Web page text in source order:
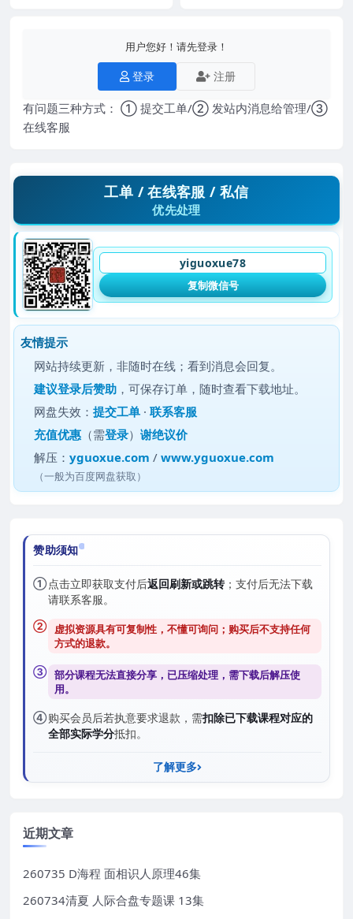
用户您好！请先登录！
登录 注册
有问题三种方式： ① 提交工单/② 发站内消息给管理/③
在线客服
工单 / 在线客服 / 私信
优先处理
yiguoxue78
复制微信号
友情提示
网站持续更新，非随时在线；看到消息会回复。
建议登录后赞助 ，可保存订单，随时查看下载地址。
网盘失效：提交工单 ·联系客服
充值优惠 （需登录）谢绝议价
解压：yguoxue.com /www.yguoxue.com
（一般为百度网盘获取）
赞助须知
①点击立即获取支付后返回刷新或跳转；支付后无法下载
请联系客服。
② 虚拟资源具有可复制性，不懂可询问；购买后不支持任何
方式的退款。
③ 部分课程无法直接分享，已压缩处理，需下载后解压使
用。
④购买会员后若执意要求退款，需扣除已下载课程对应的
全部实际学分抵扣。
了解更多
近期文章
260735 D海程 面相识人原理46集
260734清夏 人际合盘专题课 13集